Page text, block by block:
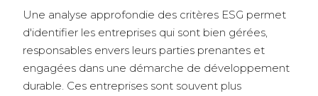
Une analyse approfondie des critères ESG permet
d'identifier les entreprises qui sont bien gérées,
responsables envers leurs parties prenantes et
engagées dans une démarche de développement
durable. Ces entreprises sont souvent plus